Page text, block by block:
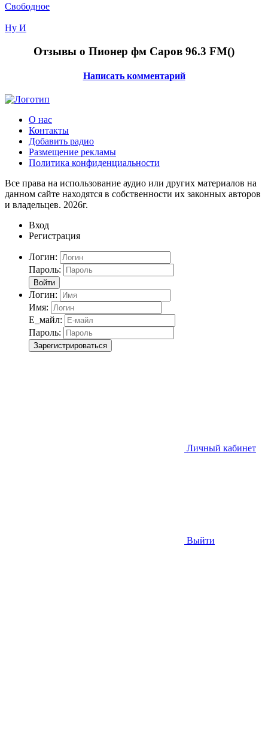
Свободное
Ну И
Отзывы о Пионер фм Саров 96.3 FM()
Написать комментарий
О нас
Контакты
Добавить радио
Размещение рекламы
Политика конфиденциальности
Все права на использование аудио или других материалов на
данном сайте находятся в собственности их законных авторов
и владельцев. 2026г.
Вход
Регистрация
Логин:
Пароль:
Войти
Логин:
Имя:
Е_майл:
Пароль:
Зарегистрироваться
Личный кабинет
Выйти